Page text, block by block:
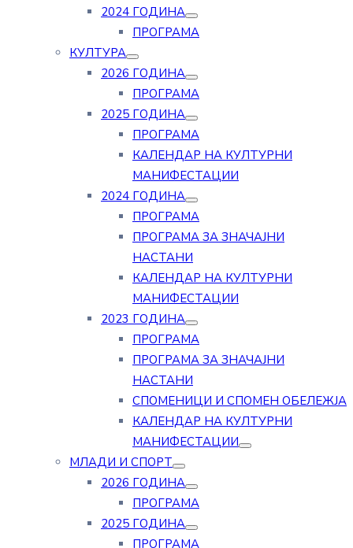
2024 ГОДИНА
ПРОГРАМА
КУЛТУРА
2026 ГОДИНА
ПРОГРАМА
2025 ГОДИНА
ПРОГРАМА
КАЛЕНДАР НА КУЛТУРНИ
МАНИФЕСТАЦИИ
2024 ГОДИНА
ПРОГРАМА
ПРОГРАМА ЗА ЗНАЧАЈНИ
НАСТАНИ
КАЛЕНДАР НА КУЛТУРНИ
МАНИФЕСТАЦИИ
2023 ГОДИНА
ПРОГРАМА
ПРОГРАМА ЗА ЗНАЧАЈНИ
НАСТАНИ
СПОМЕНИЦИ И СПОМЕН ОБЕЛЕЖЈА
КАЛЕНДАР НА КУЛТУРНИ
МАНИФЕСТАЦИИ
МЛАДИ И СПОРТ
2026 ГОДИНА
ПРОГРАМА
2025 ГОДИНА
ПРОГРАМА